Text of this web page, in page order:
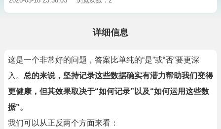
详细信息
这是一个非常好的问题，答案比单纯的“是”或“否”要更深
入。 总的来说，坚持记录这些数据确实有潜力帮助我们变得
更健康，但其效果取决于“如何记录”以及“如何运用这些数
据”。
我们可以从正反两个方面来看：